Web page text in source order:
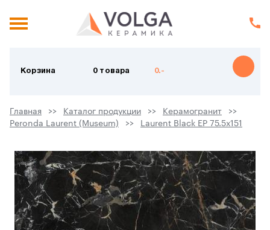
Корзина 0 товара 0.-
Главная Каталог продукции
Керамогранит
Peronda Laurent (Museum)
Laurent Black EP 75.5х151